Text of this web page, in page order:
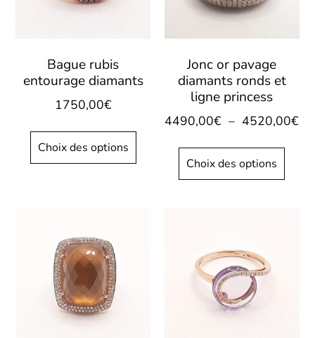
Bague rubis
entourage diamants
1750,00€
Choix des options
Jonc or pavage
diamants ronds et
ligne princess
4490,00€ – 4520,00€
Choix des options